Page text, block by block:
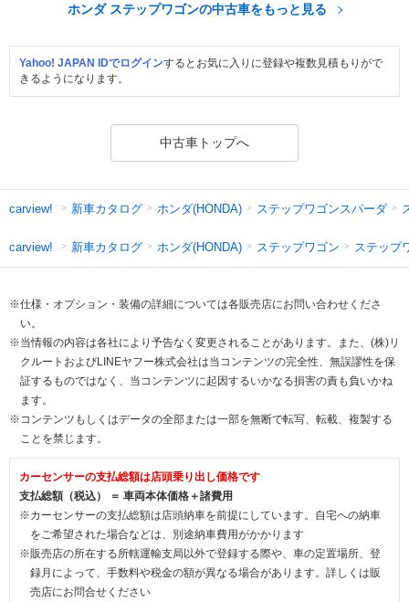
ホンダ ステップワゴンの中古車をもっと見る
Yahoo! JAPAN IDでログインするとお気に入りに登録や複数見積もりがで
きるようになります。
中古車トップへ
carview! 新車カタログ ホンダ(HONDA) ステップワゴンスパーダ
carview! 新車カタログ ホンダ(HONDA) ステップワゴン ステップ
※仕様・オプション・装備の詳細については各販売店にお問い合わせくださ
い。
※当情報の内容は各社により予告なく変更されることがあります。また、(株)リ
クルートおよびLINEヤフー株式会社は当コンテンツの完全性、無誤謬性を保
証するものではなく、当コンテンツに起因するいかなる損害の責も負いかね
ます。
※コンテンツもしくはデータの全部または一部を無断で転写、転載、複製する
ことを禁じます。
カーセンサーの支払総額は店頭乗り出し価格です
支払総額（税込） ＝ 車両本体価格＋諸費用
※カーセンサーの支払総額は店頭納車を前提にしています。自宅への納車
をご希望された場合などは、別途納車費用がかかります
※販売店の所在する所轄運輸支局以外で登録する際や、車の定置場所、登
録月によって、手数料や税金の額が異なる場合があります。詳しくは販
売店にお問合せください